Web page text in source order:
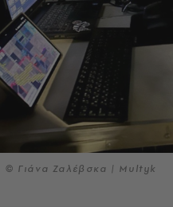
© Γιάνα Ζαλέβσκα | Multyk